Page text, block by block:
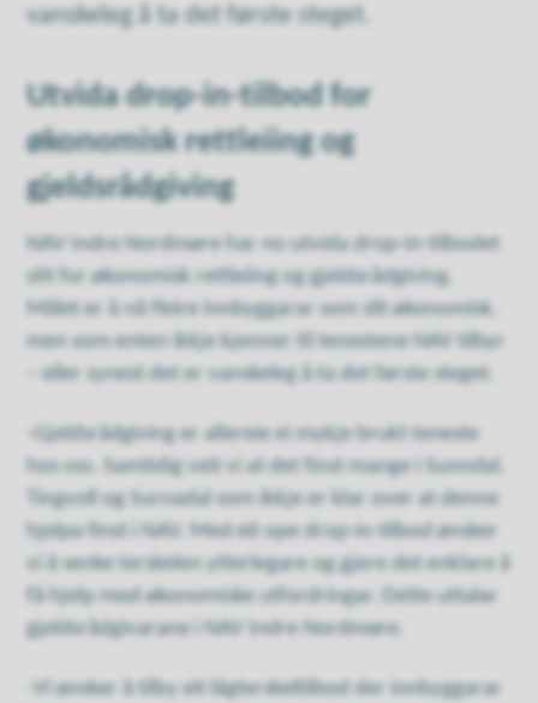
vanskeleg å ta det første steget.
Utvida drop-in-tilbod for
økonomisk rettleiing og
gjeldsrådgiving
NAV Indre Nordmøre har no utvida drop-in-tilbodet
sitt for økonomisk rettleiing og gjeldsrådgiving.
Målet er å nå fleire innbyggarar som slit økonomisk,
men som enten ikkje kjenner til tenestene NAV tilbyr
– eller synest det er vanskeleg å ta det første steget.
-Gjeldsrådgiving er allereie ei mykje brukt teneste
hos oss. Samtidig veit vi at det finst mange i Sunndal,
Tingvoll og Surnadal som ikkje er klar over at denne
hjelpa finst i NAV. Med eit ope drop-in-tilbod ønsker
vi å senke terskelen ytterlegare og gjere det enklare å
få hjelp med økonomiske utfordringar. Dette uttalar
gjeldsrådgivarane i NAV Indre Nordmøre.
-Vi ønsker å tilby eit lågterskeltilbod der innbyggarar